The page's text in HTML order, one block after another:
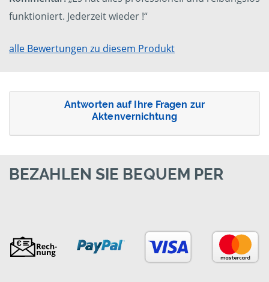
funktioniert. Jederzeit wieder !“
alle Bewertungen zu diesem Produkt
Antworten auf Ihre Fragen zur
Aktenvernichtung
BEZAHLEN SIE BEQUEM PER